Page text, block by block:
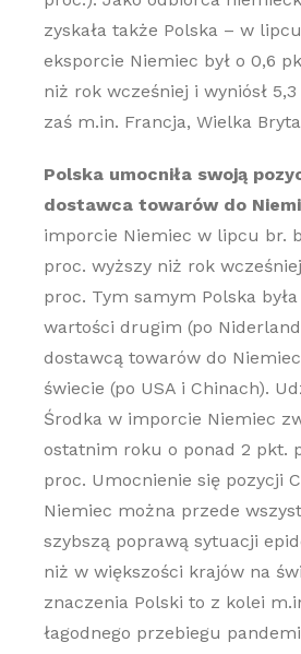
zyskała także Polska – w
eksporcie Niemiec był o 0,6
niż rok wcześniej i wyniósł
zaś m.in. Francja, Wielka
Polska umocniła swoją
dostawca towarów do
imporcie Niemiec w lipcu br.
proc. wyższy niż rok
proc. Tym samym Polska
wartości drugim (po
dostawcą towarów do
świecie (po USA i Chinach).
Środka w imporcie Niemiec
ostatnim roku o ponad 2 pkt.
proc. Umocnienie się pozycji
Niemiec można przede
szybszą poprawą sytuacji
niż w większości krajów na
znaczenia Polski to z kolei
łagodnego przebiegu